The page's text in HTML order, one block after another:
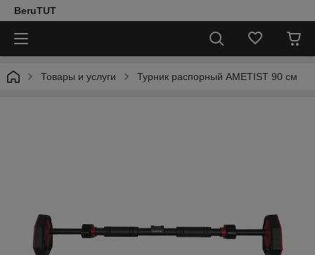
BeruTUT
Товары и услуги Турник распорный AMETIST 90 см